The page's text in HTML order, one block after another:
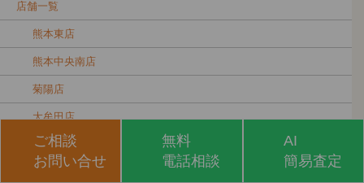
店舗一覧
熊本東店
熊本中央南店
菊陽店
大牟田店
玉名店
山鹿店
ご相談
お問い合せ
無料
電話相談
AI
簡易査定